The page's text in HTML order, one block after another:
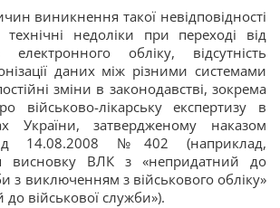
виникнення такої невідповідності
недоліки при переході від
обліку, відсутність
даних між різними системами
зміни в законодавстві, зокрема
військово-лікарську експертизу в
України, затвердженому наказом
14.08.2008 №402 (наприклад,
висновку ВЛК з «непридатний до
з виключенням з військового обліку»
військової служби»).